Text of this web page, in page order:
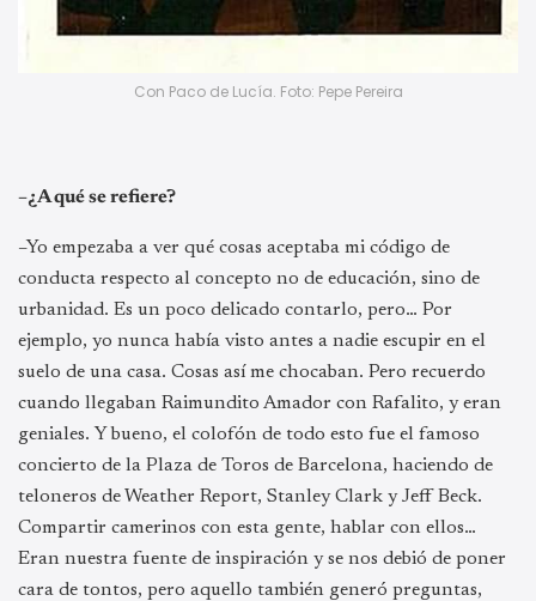
Con Paco de Lucía. Foto: Pepe Pereira
–¿A qué se refiere?
–Yo empezaba a ver qué cosas aceptaba mi código de
conducta respecto al concepto no de educación, sino de
urbanidad. Es un poco delicado contarlo, pero… Por
ejemplo, yo nunca había visto antes a nadie escupir en el
suelo de una casa. Cosas así me chocaban. Pero recuerdo
cuando llegaban Raimundito Amador con Rafalito, y eran
geniales. Y bueno, el colofón de todo esto fue el famoso
concierto de la Plaza de Toros de Barcelona, haciendo de
teloneros de Weather Report, Stanley Clark y Jeff Beck.
Compartir camerinos con esta gente, hablar con ellos…
Eran nuestra fuente de inspiración y se nos debió de poner
cara de tontos, pero aquello también generó preguntas,